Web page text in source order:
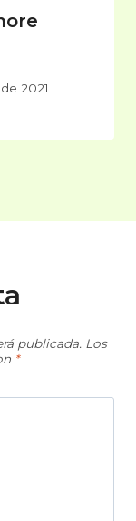
2021
publicada. Los
*